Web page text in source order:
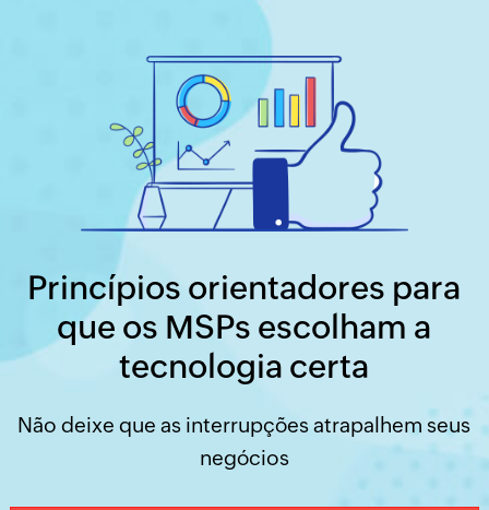
Princípios orientadores para
que os MSPs escolham a
tecnologia certa
Não deixe que as interrupções atrapalhem seus
negócios